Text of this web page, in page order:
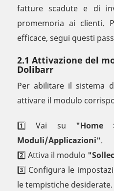
fatture scadute e di
promemoria ai clienti.
efficace, segui questi
2.1 Attivazione del
Dolibarr
Per abilitare il sistema
attivare il modulo
1️⃣ Vai su "Home
Moduli/Applicazioni".
2️⃣ Attiva il modulo
3️⃣ Configura le
le tempistiche desiderate.